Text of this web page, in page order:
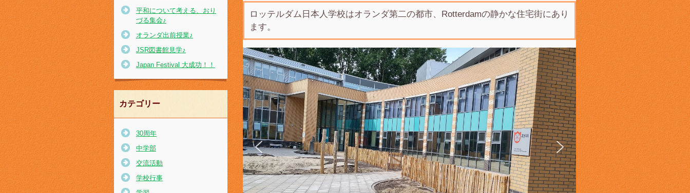
ロッテルダム日本人学校はオランダ第二の都市、Rotterdamの静かな住宅街にあり
ます。
平和について考える、おり
づる集会♪
オランダ出前授業♪
JSR図書館見学♪
Japan Festival 大成功！！
カテゴリー
30周年
中学部
交流活動
学校行事